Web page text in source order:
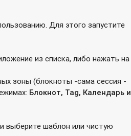
Для этого запустите
из списка, либо нажать на
зоны (блокноты -сама сессия -
Блокнот, Tag, Календарь и
выберите шаблон или чистую